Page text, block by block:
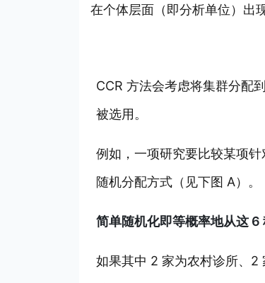
在个体层面（即分析单位）出
CCR 方法会考虑将集群分配
被选用。
例如，一项研究要比较某项
随机分配方式（见下图 A）。
简单随机化即等概率地从这 6
如果其中 2 家为农村诊所、2